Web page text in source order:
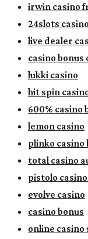
irwin casino
24slots casino
live dealer
casino bonus
lukki casino
hit spin
600% casino
lemon casino
plinko casino
total casino
pistolo
evolve casino
casino bonus
online casino